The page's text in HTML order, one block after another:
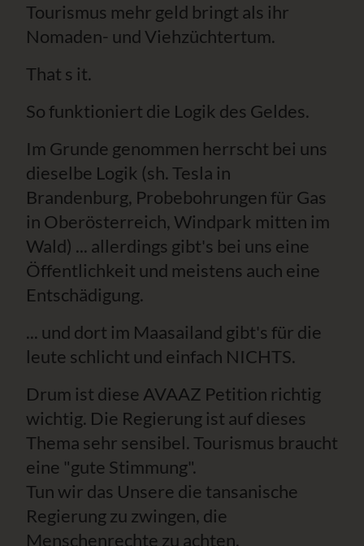
Tourismus mehr geld bringt als ihr
Nomaden- und Viehzüchtertum.
That s it.
So funktioniert die Logik des Geldes.
Im Grunde genommen herrscht bei uns
dieselbe Logik (sh. Tesla in
Brandenburg, Probebohrungen für Gas
in Oberösterreich, Windpark mitten im
Wald) ... allerdings gibt's bei uns eine
Öffentlichkeit und meistens auch eine
Entschädigung.
... und dort im Maasailand gibt's für die
leute schlicht und einfach NICHTS.
Drum ist diese AVAAZ Petition richtig
wichtig. Die Regierung ist auf dieses
Thema sehr sensibel. Tourismus braucht
eine "gute Stimmung".
Tun wir das Unsere die tansanische
Regierung zu zwingen, die
Menschenrechte zu achten.